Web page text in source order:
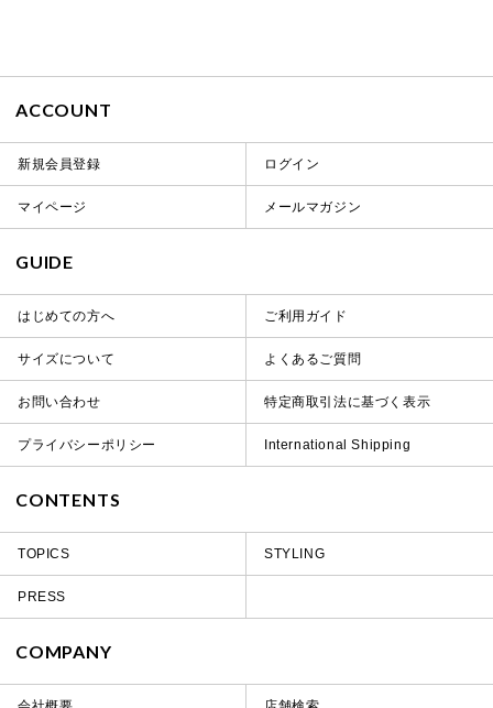
ACCOUNT
新規会員登録 ログイン
マイページ メールマガジン
GUIDE
はじめての方へ ご利用ガイド
サイズについて よくあるご質問
お問い合わせ 特定商取引法に基づく表示
プライバシーポリシー International Shipping
CONTENTS
TOPICS STYLING
PRESS
COMPANY